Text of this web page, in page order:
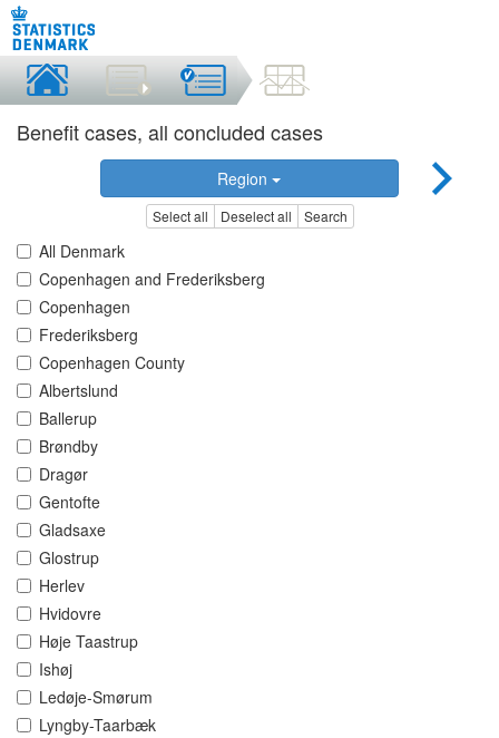
Benefit cases, all concluded cases
Region
Select all Deselect all Search
All Denmark
Copenhagen and Frederiksberg
Copenhagen
Frederiksberg
Copenhagen County
Albertslund
Ballerup
Brøndby
Dragør
Gentofte
Gladsaxe
Glostrup
Herlev
Hvidovre
Høje Taastrup
Ishøj
Ledøje-Smørum
Lyngby-Taarbæk